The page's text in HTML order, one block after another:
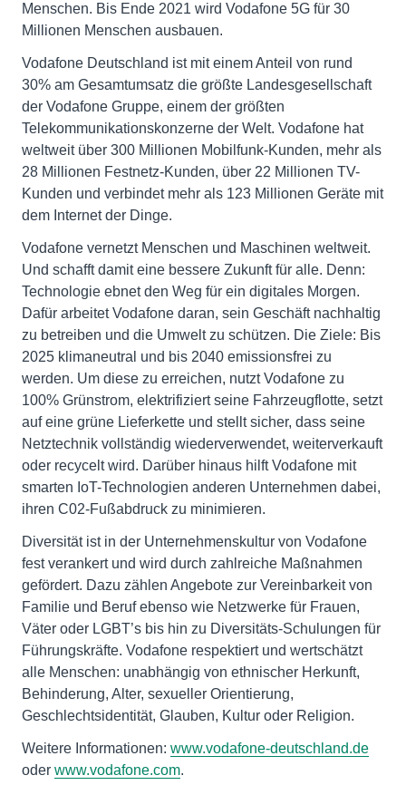
Menschen. Bis Ende 2021 wird Vodafone 5G für 30
Millionen Menschen ausbauen.
Vodafone Deutschland ist mit einem Anteil von rund
30% am Gesamtumsatz die größte Landesgesellschaft
der Vodafone Gruppe, einem der größten
Telekommunikationskonzerne der Welt. Vodafone hat
weltweit über 300 Millionen Mobilfunk-Kunden, mehr als
28 Millionen Festnetz-Kunden, über 22 Millionen TV-
Kunden und verbindet mehr als 123 Millionen Geräte mit
dem Internet der Dinge.
Vodafone vernetzt Menschen und Maschinen weltweit.
Und schafft damit eine bessere Zukunft für alle. Denn:
Technologie ebnet den Weg für ein digitales Morgen.
Dafür arbeitet Vodafone daran, sein Geschäft nachhaltig
zu betreiben und die Umwelt zu schützen. Die Ziele: Bis
2025 klimaneutral und bis 2040 emissionsfrei zu
werden. Um diese zu erreichen, nutzt Vodafone zu
100% Grünstrom, elektrifiziert seine Fahrzeugflotte, setzt
auf eine grüne Lieferkette und stellt sicher, dass seine
Netztechnik vollständig wiederverwendet, weiterverkauft
oder recycelt wird. Darüber hinaus hilft Vodafone mit
smarten IoT-Technologien anderen Unternehmen dabei,
ihren C02-Fußabdruck zu minimieren.
Diversität ist in der Unternehmenskultur von Vodafone
fest verankert und wird durch zahlreiche Maßnahmen
gefördert. Dazu zählen Angebote zur Vereinbarkeit von
Familie und Beruf ebenso wie Netzwerke für Frauen,
Väter oder LGBT’s bis hin zu Diversitäts-Schulungen für
Führungskräfte. Vodafone respektiert und wertschätzt
alle Menschen: unabhängig von ethnischer Herkunft,
Behinderung, Alter, sexueller Orientierung,
Geschlechtsidentität, Glauben, Kultur oder Religion.
Weitere Informationen: www.vodafone-deutschland.de
oder www.vodafone.com.